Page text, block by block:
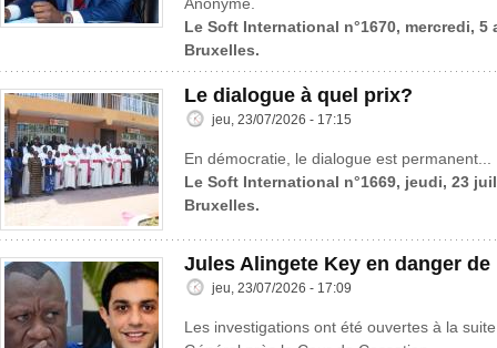
Le Soft International n°1670, mercredi, 5
Bruxelles.
Le dialogue à quel prix?
jeu, 23/07/2026 - 17:15
En démocratie, le dialogue est permanent...
Le Soft International n°1669, jeudi, 23
Bruxelles.
Jules Alingete Key en danger de
jeu, 23/07/2026 - 17:09
Les investigations ont été ouvertes à la